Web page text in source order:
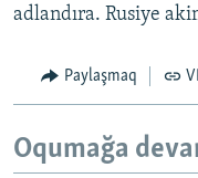
adlandıra. Rusiye
Paylaşmaq
Oqumağa